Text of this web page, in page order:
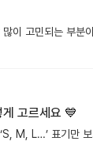
고르세요 💙